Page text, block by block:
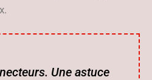
Une astuce